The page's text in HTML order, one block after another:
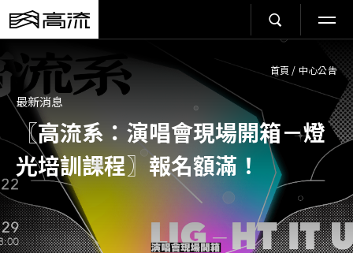
首頁 / 中心公告
最新消息
〖高流系：演唱會現場開箱－燈
光培訓課程〗報名額滿！